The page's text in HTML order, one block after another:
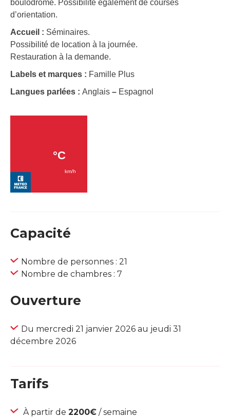
boulodrome. Possibilité également de courses
d’orientation.
Accueil : Séminaires.
Possibilité de location à la journée.
Restauration à la demande.
Labels et marques : Famille Plus
Langues parlées : Anglais – Espagnol
Capacité
Nombre de personnes : 21
Nombre de chambres : 7
Ouverture
Du mercredi 21 janvier 2026 au jeudi 31
décembre 2026
Tarifs
À partir de 2200€ / semaine